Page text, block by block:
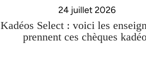
24 juillet 2026
Kadéos Select : voici les
prennent ces chèques